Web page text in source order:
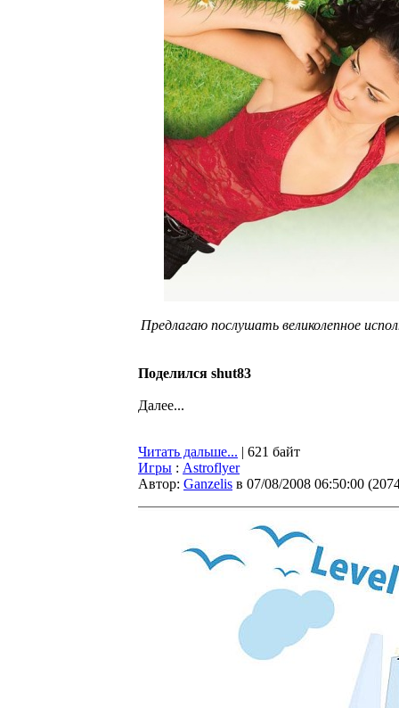
Предлагаю послушать великолепное
Поделился shut83
Далее...
Читать дальше... | 621 байт
Игры : Astroflyer
Автор: Ganzelis в 07/08/2008 06:50:00 (